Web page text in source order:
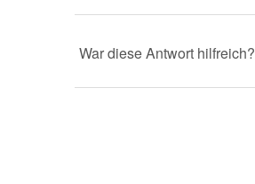
War diese Antwort hilfreich?